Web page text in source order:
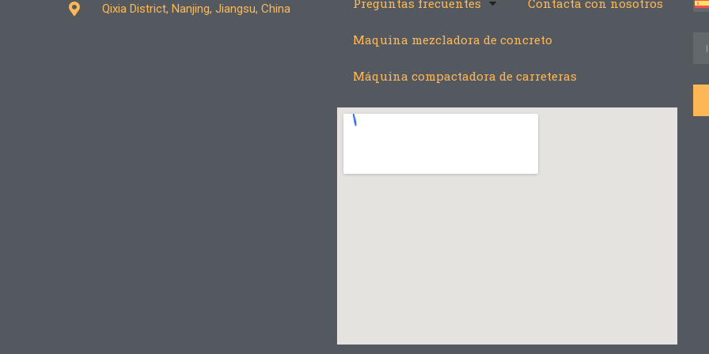
Qixia District, Nanjing, Jiangsu, China Preguntas frecuentes Contacta con nosotros
Maquina mezcladora de concreto
Máquina compactadora de carreteras